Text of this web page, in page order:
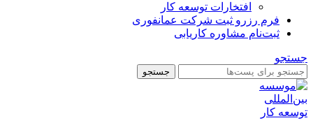
افتخارات توسعه کار
فرم رزرو ثبت شرکت عمانفوری
ثبت‌نام مشاوره کاریابی
جستجو
جستجو